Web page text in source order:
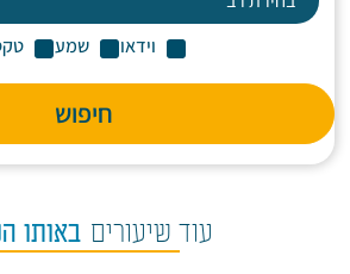
וידאו שמע
חיפוש
עוד שיעורים באותו